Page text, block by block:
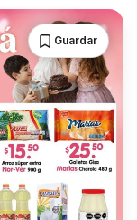
Guardar